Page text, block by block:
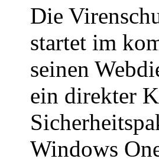
Die
startet im
seinen
ein direkter
Windows